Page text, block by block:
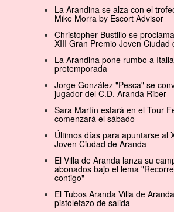
La Arandina se alza con el
Mike Morra by Escort Advisor
Christopher Bustillo se
XIII Gran Premio Joven Ciudad
La Arandina pone rumbo a
pretemporada
Jorge González "Pesca" se
jugador del C.D. Aranda Riber
Sara Martín estará en el Tour
comenzará el sábado
Últimos días para apuntarse al
Joven Ciudad de Aranda
El Villa de Aranda lanza su
abonados bajo el lema
contigo"
El Tubos Aranda Villa de
pistoletazo de salida